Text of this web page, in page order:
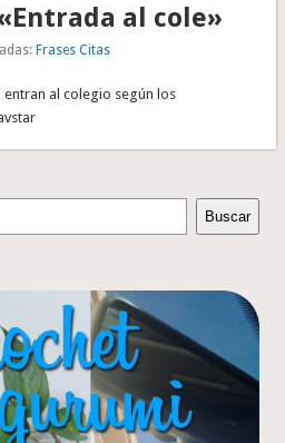
al cole»
Frases Citas
al colegio según los
Buscar